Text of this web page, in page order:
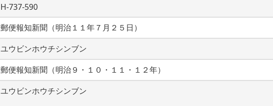
H-737-590
郵便報知新聞（明治１１年７月２５日）
ユウビンホウチシンブン
郵便報知新聞（明治９・１０・１１・１２年）
ユウビンホウチシンブン